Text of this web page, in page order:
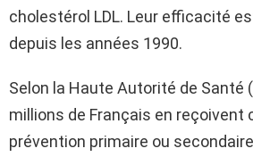
cholestérol LDL. Leur efficacité
depuis les années 1990.
Selon la Haute Autorité de Santé
millions de Français en reçoivent
prévention primaire ou